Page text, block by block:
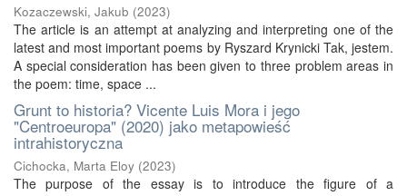
Kozaczewski, Jakub (2023)
The article is an attempt at analyzing and interpreting one of the
latest and most important poems by Ryszard Krynicki Tak, jestem.
A special consideration has been given to three problem areas in
the poem: time, space ...
Grunt to historia? Vicente Luis Mora i jego
"Centroeuropa" (2020) jako metapowieść
intrahistoryczna
Cichocka, Marta Eloy (2023)
The purpose of the essay is to introduce the figure of a